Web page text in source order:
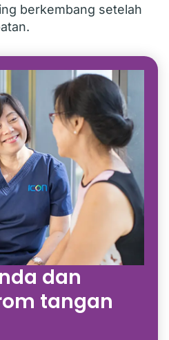
berkembang setelah
dan
tangan